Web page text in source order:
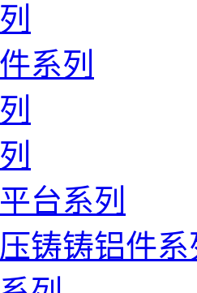
系列
台系列
铸铸铝件系